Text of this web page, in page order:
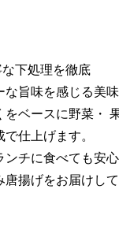
下処理を徹底
旨味を感じる美
ベースに野菜・
仕上げます。
チに食べても安
揚げをお届けし